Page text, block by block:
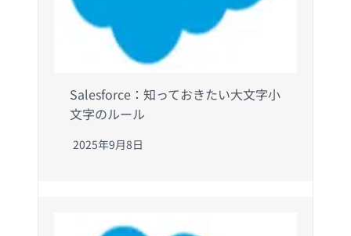
Salesforce：知っておきたい大文字小
文字のルール
2025年9月8日